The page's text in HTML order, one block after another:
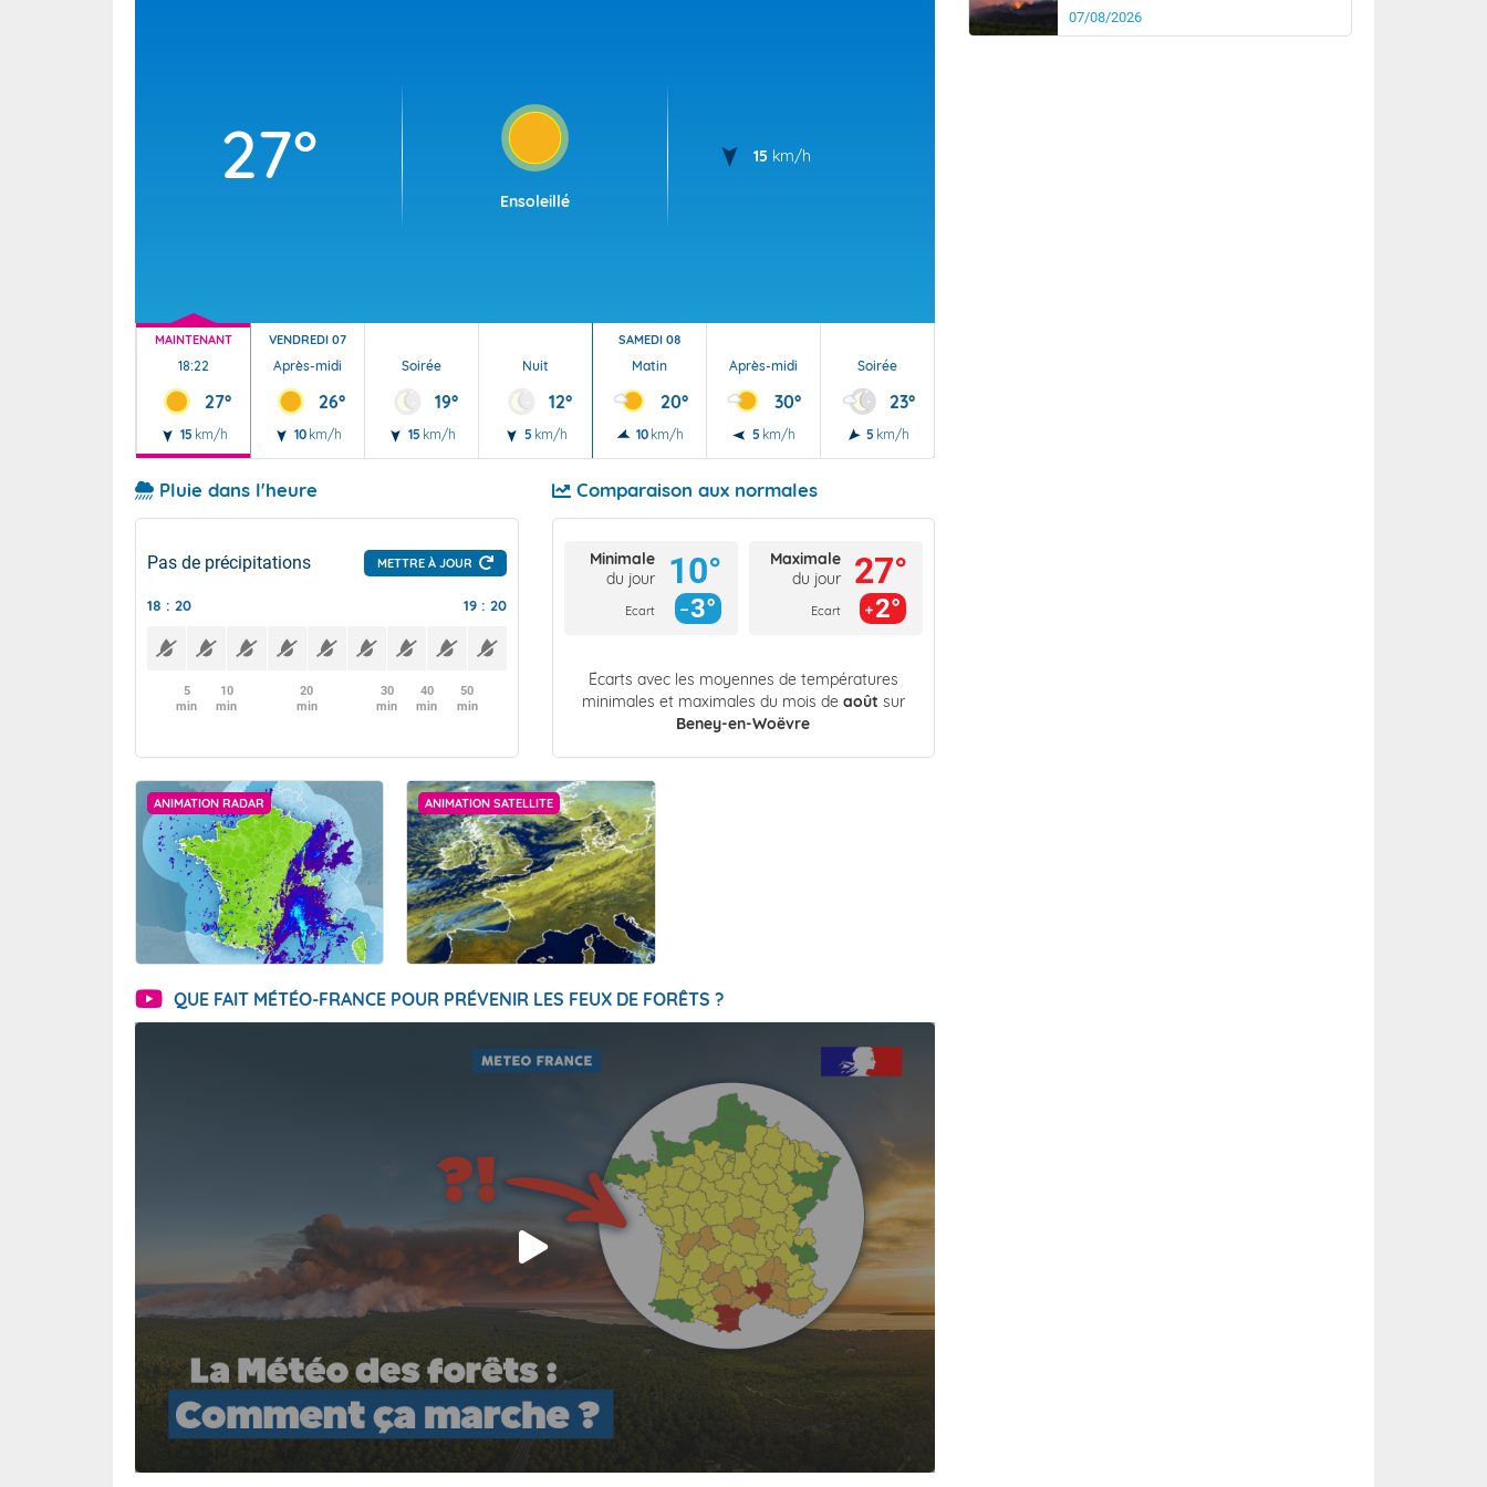
27°
Ensoleillé
15 km/h
MAINTENANT
18:22
27°
15 km/h
VENDREDI 07
Après-midi
26°
10 km/h
Soirée
19°
15 km/h
Nuit
12°
5 km/h
SAMEDI 08
Matin
20°
10 km/h
Après-midi
30°
5 km/h
Soirée
23°
5 km/h
Pluie dans l'heure
Pas de précipitations METTRE À JOUR
18 : 20 19 : 20
5
min
10
min
20
min
30
min
40
min
50
min
Comparaison aux normales
Minimale
du jour
Ecart
10°
3°
Maximale
du jour
Ecart
27°
2°
Écarts avec les moyennes de températures
minimales et maximales du mois de août sur
Beney-en-Woëvre
ANIMATION RADAR ANIMATION SATELLITE
QUE FAIT MÉTÉO-FRANCE POUR PRÉVENIR LES FEUX DE FORÊTS ?
07/08/2026